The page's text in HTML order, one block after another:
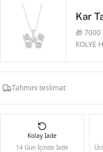
Kar
🎁 7000
KOLYE
Tahmini teslimat
Kolay İade
14 Gün İçinde İade